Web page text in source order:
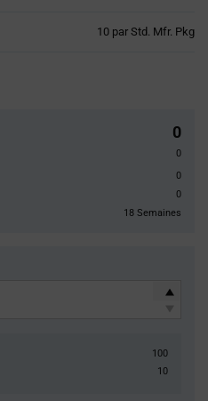
10 par Std. Mfr. Pkg
0
0
0
0
18 Semaines
100
10